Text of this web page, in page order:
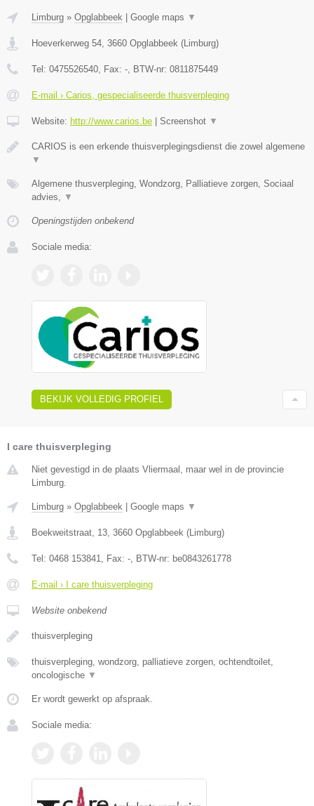
Limburg » Opglabbeek Google maps ▼
Hoeverkerweg 54, 3660 Opglabbeek (Limburg)
Tel: 0475526540, Fax: -, BTW-nr: 0811875449
E-mail › Carios, gespecialiseerde thuisverpleging
Website: http://www.carios.be Screenshot ▼
CARIOS is een erkende thuisverplegingsdienst die zowel algemene
▼
Algemene thusverpleging, Wondzorg, Palliatieve zorgen, Sociaal
advies, ▼
Openingstijden onbekend
Sociale media:
BEKIJK VOLLEDIG PROFIEL
I care thuisverpleging
Niet gevestigd in de plaats Vliermaal, maar wel in de provincie
Limburg.
Limburg » Opglabbeek Google maps ▼
Boekweitstraat, 13, 3660 Opglabbeek (Limburg)
Tel: 0468 153841, Fax: -, BTW-nr: be0843261778
E-mail › I care thuisverpleging
Website onbekend
thuisverpleging
thuisverpleging, wondzorg, palliatieve zorgen, ochtendtoilet,
oncologische ▼
Er wordt gewerkt op afspraak.
Sociale media: